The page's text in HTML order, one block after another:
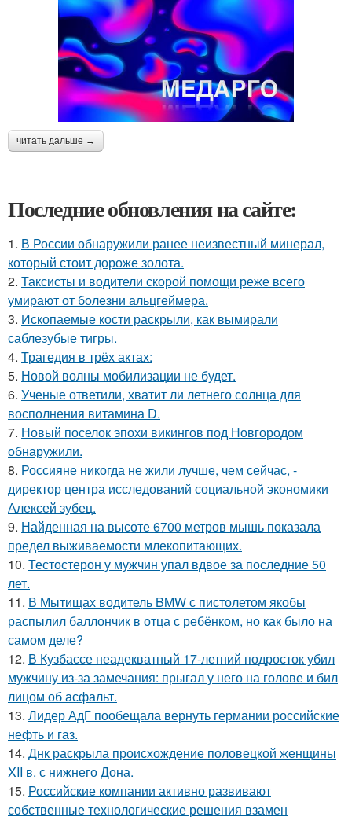
читать дальше →
Последние обновления на сайте:
1. В России обнаружили ранее неизвестный минерал,
который стоит дороже золота.
2. Таксисты и водители скорой помощи реже всего
умирают от болезни альцгеймера.
3. Ископаемые кости раскрыли, как вымирали
саблезубые тигры.
4. Трагедия в трёх актах:
5. Новой волны мобилизации не будет.
6. Ученые ответили, хватит ли летнего солнца для
восполнения витамина D.
7. Новый поселок эпохи викингов под Новгородом
обнаружили.
8. Россияне никогда не жили лучше, чем сейчас, -
директор центра исследований социальной экономики
Алексей зубец.
9. Найденная на высоте 6700 метров мышь показала
предел выживаемости млекопитающих.
10. Тестостерон у мужчин упал вдвое за последние 50
лет.
11. В Мытищах водитель BMW с пистолетом якобы
распылил баллончик в отца с ребёнком, но как было на
самом деле?
12. В Кузбассе неадекватный 17-летний подросток убил
мужчину из-за замечания: прыгал у него на голове и бил
лицом об асфальт.
13. Лидер АдГ пообещала вернуть германии российские
нефть и газ.
14. Днк раскрыла происхождение половецкой женщины
XII в. с нижнего Дона.
15. Российские компании активно развивают
собственные технологические решения взамен